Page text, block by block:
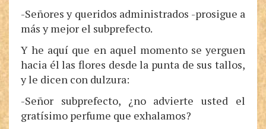
-Señores y queridos administrados -prosigue a
más y mejor el subprefecto.
Y he aquí que en aquel momento se yerguen
hacia él las flores desde la punta de sus tallos,
y le dicen con dulzura:
-Señor subprefecto, ¿no advierte usted el
gratísimo perfume que exhalamos?